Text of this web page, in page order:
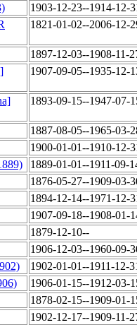
1903-12-23--1914-12-
1821-01-02--2006-12-
1897-12-03--1908-11-
1907-09-05--1935-12-
1893-09-15--1947-07-
1887-08-05--1965-03-
1900-01-01--1910-12-
1889-01-01--1911-09-
1876-05-27--1909-03-
1894-12-14--1971-12-
1907-09-18--1908-01-
1879-12-10--
1906-12-03--1960-09-
1902-01-01--1911-12-
1906-01-15--1912-03-
1878-02-15--1909-01-
1902-12-17--1909-11-